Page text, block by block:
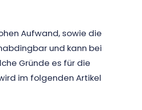
Aufwand, sowie die
und kann bei
Gründe es für die
im folgenden Artikel